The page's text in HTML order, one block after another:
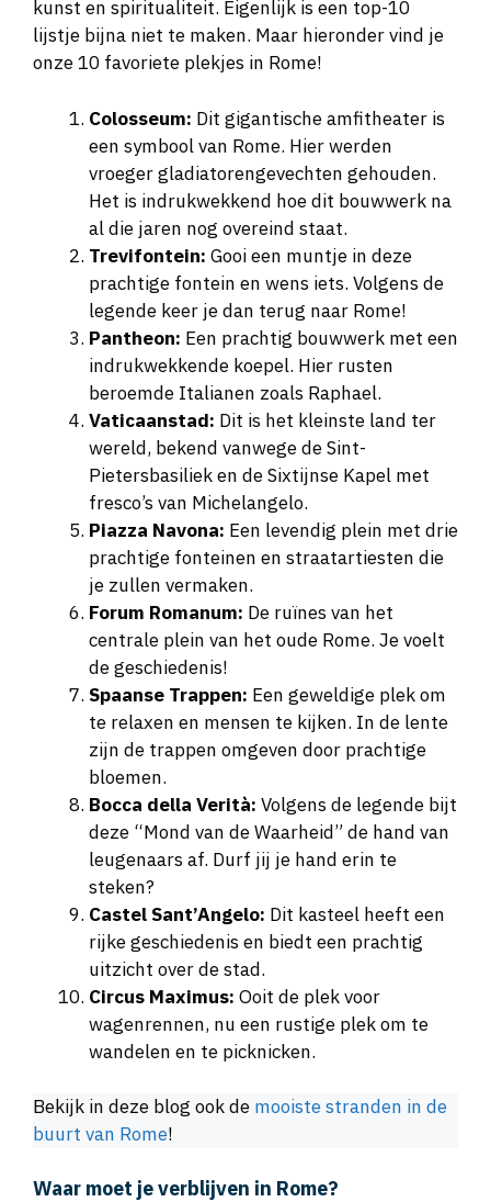
kunst en spiritualiteit. Eigenlijk is een top-10
lijstje bijna niet te maken. Maar hieronder vind je
onze 10 favoriete plekjes in Rome!
Colosseum: Dit gigantische amfitheater is
een symbool van Rome. Hier werden
vroeger gladiatorengevechten gehouden.
Het is indrukwekkend hoe dit bouwwerk na
al die jaren nog overeind staat.
Trevifontein: Gooi een muntje in deze
prachtige fontein en wens iets. Volgens de
legende keer je dan terug naar Rome!
Pantheon: Een prachtig bouwwerk met een
indrukwekkende koepel. Hier rusten
beroemde Italianen zoals Raphael.
Vaticaanstad: Dit is het kleinste land ter
wereld, bekend vanwege de Sint-
Pietersbasiliek en de Sixtijnse Kapel met
fresco’s van Michelangelo.
Piazza Navona: Een levendig plein met drie
prachtige fonteinen en straatartiesten die
je zullen vermaken.
Forum Romanum: De ruïnes van het
centrale plein van het oude Rome. Je voelt
de geschiedenis!
Spaanse Trappen: Een geweldige plek om
te relaxen en mensen te kijken. In de lente
zijn de trappen omgeven door prachtige
bloemen.
Bocca della Verità: Volgens de legende bijt
deze “Mond van de Waarheid” de hand van
leugenaars af. Durf jij je hand erin te
steken?
Castel Sant’Angelo: Dit kasteel heeft een
rijke geschiedenis en biedt een prachtig
uitzicht over de stad.
Circus Maximus: Ooit de plek voor
wagenrennen, nu een rustige plek om te
wandelen en te picknicken.
Bekijk in deze blog ook de mooiste stranden in de
buurt van Rome!
Waar moet je verblijven in Rome?